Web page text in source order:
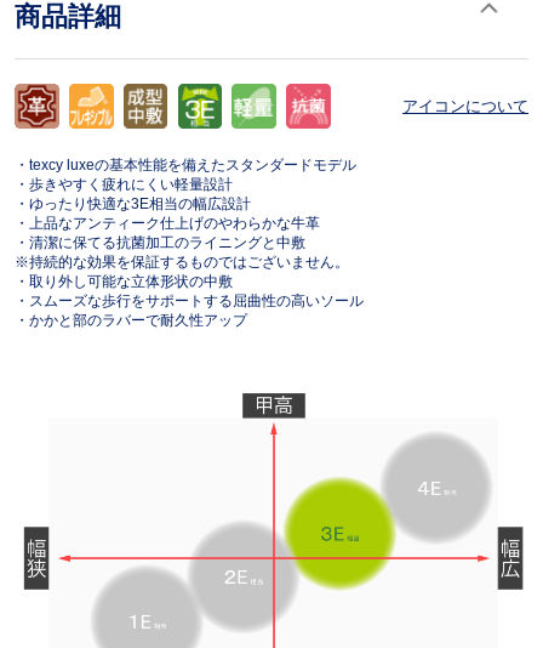
商品詳細
アイコンについて
・texcy luxeの基本性能を備えたスタンダードモデル
・歩きやすく疲れにくい軽量設計
・ゆったり快適な3E相当の幅広設計
・上品なアンティーク仕上げのやわらかな牛革
・清潔に保てる抗菌加工のライニングと中敷
※持続的な効果を保証するものではございません。
・取り外し可能な立体形状の中敷
・スムーズな歩行をサポートする屈曲性の高いソール
・かかと部のラバーで耐久性アップ